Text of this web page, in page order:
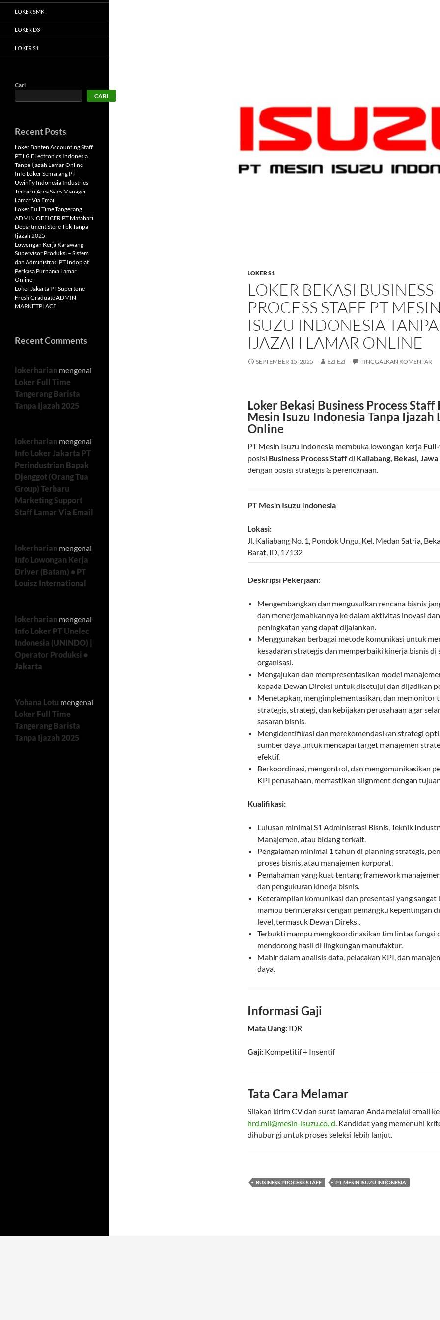
LOKER S1
LOKER BEKASI BUSINESS
PROCESS STAFF PT MESIN
ISUZU INDONESIA TANPA
IJAZAH LAMAR ONLINE
SEPTEMBER 15, 2025 EZI EZI TINGGALKAN KOMENTAR
Loker Bekasi Business Process Staff
Mesin Isuzu Indonesia Tanpa Ijazah
Online
PT Mesin Isuzu Indonesia membuka lowongan kerja
posisi Business Process Staffdi Kaliabang, Bekasi,
dengan posisi strategis & perencanaan.
PT Mesin Isuzu Indonesia
Lokasi:
Jl. Kaliabang No. 1, Pondok Ungu, Kel. Medan Satria,
Barat, ID, 17132
Deskripsi Pekerjaan:
Mengembangkan dan mengusulkan rencana bisnis
dan menerjemahkannya ke dalam aktivitas inovasi dan
peningkatan yang dapat dijalankan.
Menggunakan berbagai metode komunikasi untuk
kesadaran strategis dan memperbaiki kinerja bisnis di
organisasi.
Mengajukan dan mempresentasikan model
kepada Dewan Direksi untuk disetujui dan dijadikan
Menetapkan, mengimplementasikan, dan memonitor
strategis, strategi, dan kebijakan perusahaan agar
sasaran bisnis.
Mengidentifikasi dan merekomendasikan strategi
sumber daya untuk mencapai target manajemen
efektif.
Berkoordinasi, mengontrol, dan mengomunikasikan
KPI perusahaan, memastikan alignment dengan
Kualifikasi:
Lulusan minimal S1 Administrasi Bisnis, Teknik
Manajemen, atau bidang terkait.
Pengalaman minimal 1 tahun di planning strategis,
proses bisnis, atau manajemen korporat.
Pemahaman yang kuat tentang framework
dan pengukuran kinerja bisnis.
Keterampilan komunikasi dan presentasi yang sangat
mampu berinteraksi dengan pemangku kepentingan
level, termasuk Dewan Direksi.
Terbukti mampu mengkoordinasikan tim lintas fungsi
mendorong hasil di lingkungan manufaktur.
Mahir dalam analisis data, pelacakan KPI, dan
daya.
Informasi Gaji
Mata Uang: IDR
Gaji: Kompetitif+ Insentif
Tata Cara Melamar
Silakan kirim CV dan surat lamaran Anda melalui email ke
hrd.mii@mesin-isuzu.co.id. Kandidat yang memenuhi
dihubungi untuk proses seleksi lebih lanjut.
BUSINESS PROCESS STAFF PT MESIN ISUZU INDONESIA
LOKER SMK
LOKER D3
LOKER S1
Cari
CARI
Recent Posts
Loker Banten Accounting Staff
PT LG ELectronics Indonesia
Tanpa Ijazah Lamar Online
Info Loker Semarang PT
Uwinfly Indonesia Industries
Terbaru Area Sales Manager
Lamar Via Email
Loker Full Time Tangerang
ADMIN OFFICER PT Matahari
Department Store Tbk Tanpa
Ijazah 2025
Lowongan Kerja Karawang
Supervisor Produksi – Sistem
dan Administrasi PT Indoplat
Perkasa Purnama Lamar
Online
Loker Jakarta PT Supertone
Fresh Graduate ADMIN
MARKETPLACE
Recent Comments
lokerharian mengenai
Loker Full Time
Tangerang Barista
Tanpa Ijazah 2025
lokerharian mengenai
Info Loker Jakarta PT
Perindustrian Bapak
Djenggot (Orang Tua
Group) Terbaru
Marketing Support
Staff Lamar Via Email
lokerharian mengenai
Info Lowongan Kerja
Driver (Batam) • PT
Louisz International
lokerharian mengenai
Info Loker PT Unelec
Indonesia (UNINDO) |
Operator Produksi •
Jakarta
Yohana Lotu mengenai
Loker Full Time
Tangerang Barista
Tanpa Ijazah 2025